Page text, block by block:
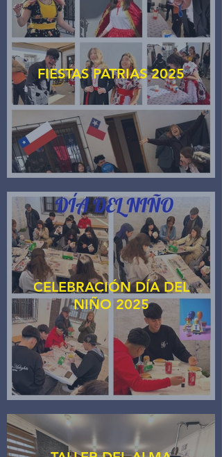
FIESTAS PATRIAS 2025
CELEBRACIÓN DÍA DEL
NIÑO 2025